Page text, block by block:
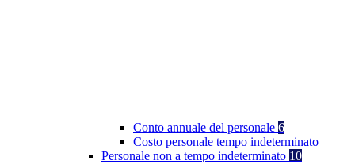
Conto annuale del personale 6
Costo personale tempo indeterminato
Personale non a tempo indeterminato 10